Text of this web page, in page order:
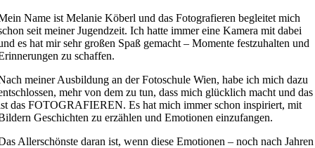
Name ist Melanie Köberl und das Fotografieren begleitet mich
seit meiner Jugendzeit. Ich hatte immer eine Kamera mit dabei
es hat mir sehr großen Spaß gemacht – Momente festzuhalten und
zu schaffen.
meiner Ausbildung an der Fotoschule Wien, habe ich mich dazu
mehr von dem zu tun, dass mich glücklich macht und das
das FOTOGRAFIEREN. Es hat mich immer schon inspiriert, mit
Geschichten zu erzählen und Emotionen einzufangen.
Allerschönste daran ist, wenn diese Emotionen – noch nach Jahren